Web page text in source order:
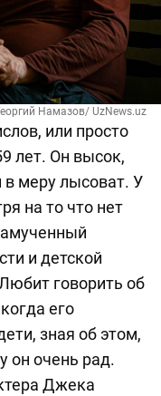
Намазов/ UzNews.uz
или просто
лет. Он высок,
в меру лысоват. У
на то что нет
и детской
говорить об
его
зная об этом,
он очень рад.
Джека